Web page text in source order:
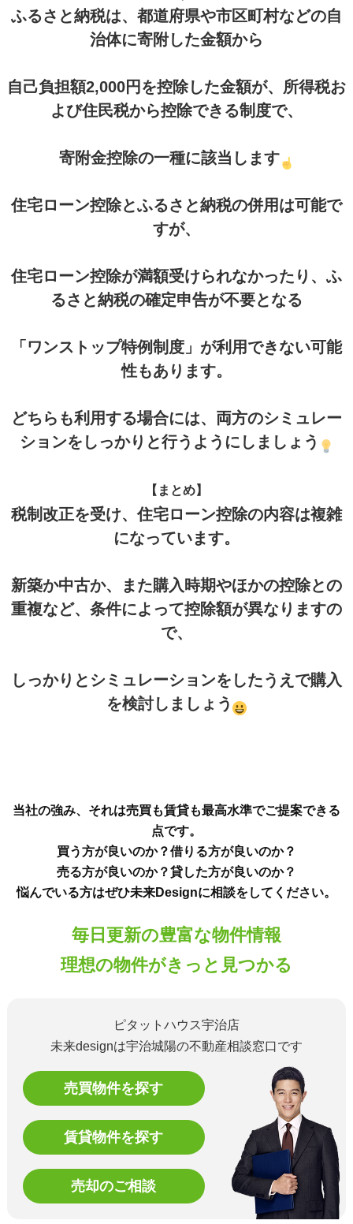
ふるさと納税は、都道府県や市区町村などの自
治体に寄附した金額から
自己負担額2,000円を控除した金額が、所得税お
よび住民税から控除できる制度で、
寄附金控除の一種に該当します
住宅ローン控除とふるさと納税の併用は可能で
すが、
住宅ローン控除が満額受けられなかったり、ふ
るさと納税の確定申告が不要となる
「ワンストップ特例制度」が利用できない可能
性もあります。
どちらも利用する場合には、両方のシミュレー
ションをしっかりと行うようにしましょう
【まとめ】
税制改正を受け、住宅ローン控除の内容は複雑
になっています。
新築か中古か、また購入時期やほかの控除との
重複など、条件によって控除額が異なりますの
で、
しっかりとシミュレーションをしたうえで購入
を検討しましょう
当社の強み、それは売買も賃貸も最高水準でご提案できる
点です。
買う方が良いのか？借りる方が良いのか？
売る方が良いのか？貸した方が良いのか？
悩んでいる方はぜひ未来Designに相談をしてください。
毎日更新の豊富な物件情報
理想の物件がきっと見つかる
ピタットハウス宇治店
未来designは宇治城陽の不動産相談窓口です
売買物件を探す
賃貸物件を探す
売却のご相談